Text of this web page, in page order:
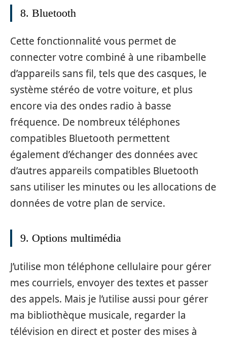
8. Bluetooth
Cette fonctionnalité vous permet de
connecter votre combiné à une ribambelle
d’appareils sans fil, tels que des casques, le
système stéréo de votre voiture, et plus
encore via des ondes radio à basse
fréquence. De nombreux téléphones
compatibles Bluetooth permettent
également d’échanger des données avec
d’autres appareils compatibles Bluetooth
sans utiliser les minutes ou les allocations de
données de votre plan de service.
9. Options multimédia
J’utilise mon téléphone cellulaire pour gérer
mes courriels, envoyer des textes et passer
des appels. Mais je l’utilise aussi pour gérer
ma bibliothèque musicale, regarder la
télévision en direct et poster des mises à